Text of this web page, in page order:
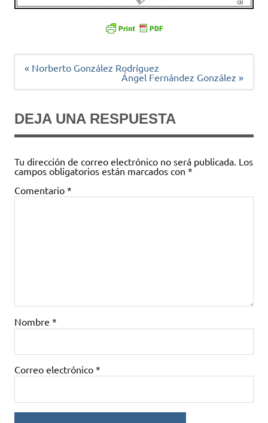
Navegación
« Norberto González Rodríguez
Ángel Fernández González »
DEJA UNA RESPUESTA
Tu dirección de correo electrónico no será publicada. Los
campos obligatorios están marcados con *
Comentario *
Nombre *
Correo electrónico *